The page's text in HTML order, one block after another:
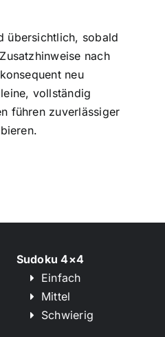
übersichtlich, sobald
nach
neu
vollständig
führen zuverlässiger
Sudoku 4×4
Einfach
Mittel
Schwierig